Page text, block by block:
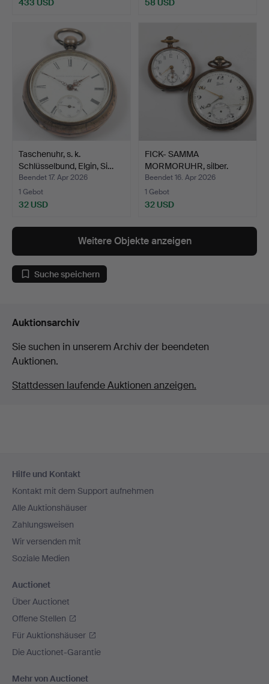
433 USD 58 USD
Taschenuhr, s. k.
Schlüsselbund, Elgin, Si…
Beendet 17. Apr 2026
1 Gebot
32 USD
FICK- SAMMA
MORMORUHR, silber.
Beendet 16. Apr 2026
1 Gebot
32 USD
Weitere Objekte anzeigen
Suche speichern
Auktionsarchiv
Sie suchen in unserem Archiv der beendeten
Auktionen.
Stattdessen laufende Auktionen anzeigen.
Navigation
Hilfe und Kontakt
Kontakt mit dem Support aufnehmen
Alle Auktionshäuser
Zahlungsweisen
Wir versenden mit
Soziale Medien
Auctionet
Über Auctionet
Offene Stellen
Für Auktionshäuser
Die Auctionet-Garantie
Mehr von Auctionet